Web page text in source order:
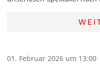
01. Februar 2026 um 13:00